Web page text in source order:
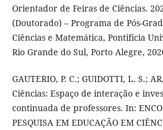
Orientador de Feiras de Ciências.
(Doutorado) – Programa de Pós-
Ciências e Matemática, Pontifícia
Rio Grande do Sul, Porto Alegre,
GAUTERIO, P. C.; GUIDOTTI, L. S.;
Ciências: Espaço de interação e
continuada de professores. In:
PESQUISA EM EDUCAÇÃO EM